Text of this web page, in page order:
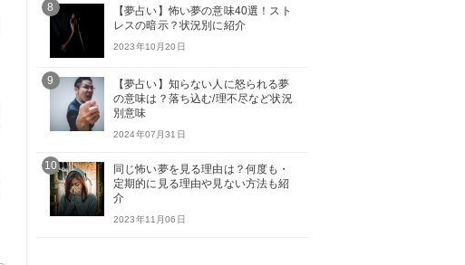
8
【夢占い】怖い夢の意味40選！スト
レスの暗示？状況別に紹介
2023年10月20日
9
【夢占い】知らない人に怒られる夢
の意味は？落ち込む/理不尽など状況
別意味
2024年07月31日
10
同じ怖い夢を見る理由は？何度も・
定期的に見る理由や見ない方法も紹
介
2023年11月06日